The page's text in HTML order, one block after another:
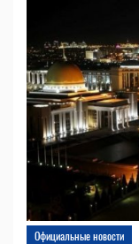
Официальные новости